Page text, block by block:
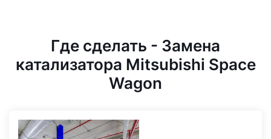
Где сделать - Замена
катализатора Mitsubishi Space
Wagon